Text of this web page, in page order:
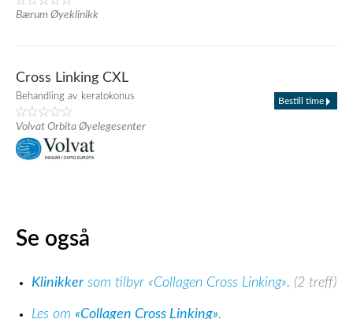
Bærum Øyeklinikk
Cross Linking CXL
Behandling av keratokonus
Volvat Orbita Øyelegesenter
Bestill time
Se også
Klinikkersom tilbyr «Collagen Cross Linking». (2 treff)
Les om «Collagen Cross Linking».